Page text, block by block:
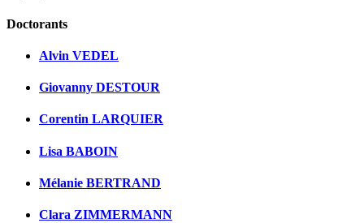
Doctorants
Alvin VEDEL
Giovanny DESTOUR
Corentin LARQUIER
Lisa BABOIN
Mélanie BERTRAND
Clara ZIMMERMANN